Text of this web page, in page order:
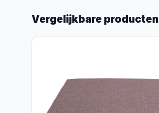
Vergelijkbare producten